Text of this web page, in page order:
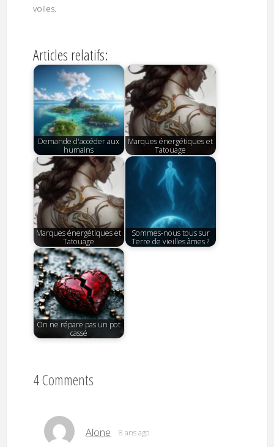
voiles.
Articles relatifs:
Demande d'accéder aux
humains
Marques énergétiques et
Tatouage
Marques énergétiques et
Tatouage
Sommes-nous tous sur
Terre de vieilles âmes ?
On ne répare pas un pot
cassé
4 Comments
Alone 8 ans ago